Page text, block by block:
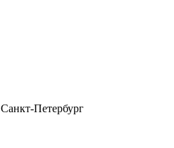
Санкт-Петербург